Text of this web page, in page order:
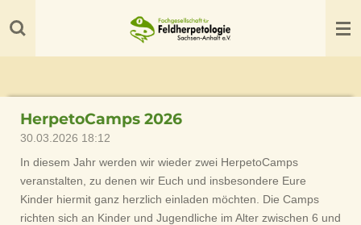
Hauptinhalt
HerpetoCamps 2026
30.03.2026 18:12
In diesem Jahr werden wir wieder zwei HerpetoCamps
veranstalten, zu denen wir Euch und insbesondere Eure
Kinder hiermit ganz herzlich einladen möchten. Die Camps
richten sich an Kinder und Jugendliche im Alter zwischen 6 und